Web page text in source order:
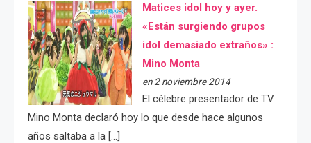
Matices idol hoy y ayer.
«Están surgiendo grupos
idol demasiado extraños» :
Mino Monta
en 2 noviembre 2014
El célebre presentador de TV
Mino Monta declaró hoy lo que desde hace algunos
años saltaba a la […]